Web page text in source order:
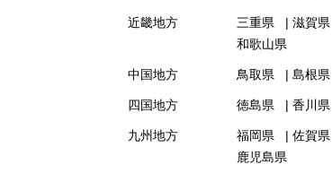
近畿地方 三重県 滋賀県
和歌山県
中国地方 鳥取県 島根県
四国地方 徳島県 香川県
九州地方 福岡県 佐賀県
鹿児島県